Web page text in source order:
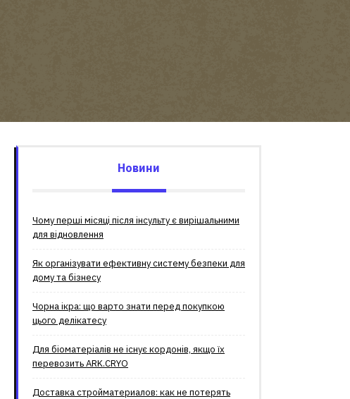
Новини
Чому перші місяці після інсульту є вирішальними
для відновлення
Як організувати ефективну систему безпеки для
дому та бізнесу
Чорна ікра: що варто знати перед покупкою
цього делікатесу
Для біоматеріалів не існує кордонів, якщо їх
перевозить ARK.CRYO
Доставка стройматериалов: как не потерять